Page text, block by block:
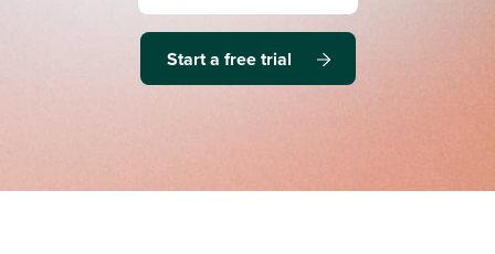
Start a free trial